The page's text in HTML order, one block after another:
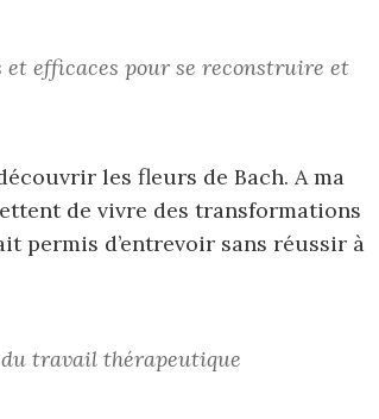
et efficaces pour se reconstruire et
les fleurs de Bach. A ma
de vivre des transformations
permis d’entrevoir sans réussir à
travail thérapeutique